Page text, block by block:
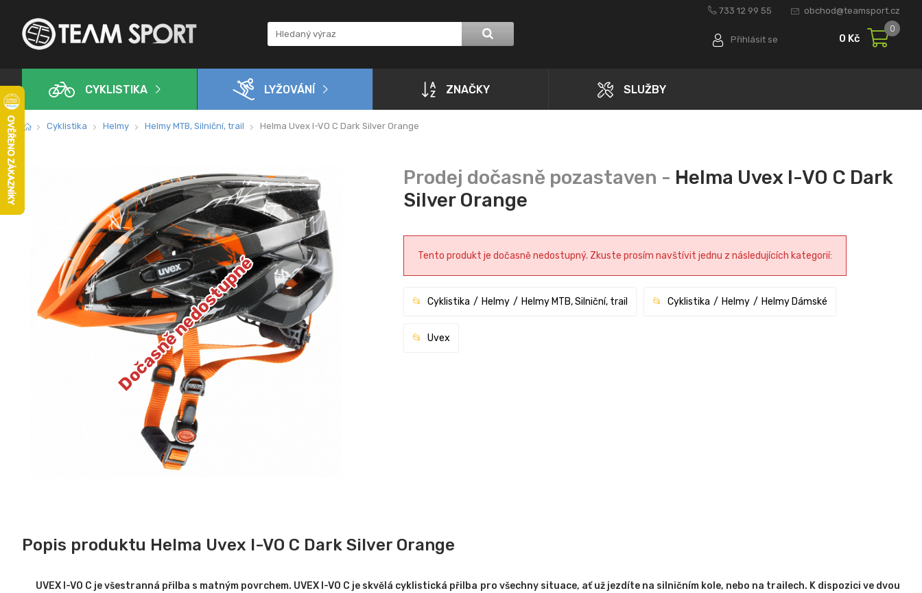
733 12 99 55 obchod@teamsport.cz
Přihlásit se 0 Kč
0
CYKLISTIKA LYŽOVÁNÍ ZNAČKY SLUŽBY
Cyklistika Helmy Helmy MTB, Silniční, trail Helma Uvex I-VO C Dark Silver Orange
Dočasně nedostupné
Helma Uvex I-VO C Dark
Silver Orange
Tento produkt je dočasně nedostupný. Zkuste prosím navštívit jednu z následujících kategorií:
Cyklistika Helmy Helmy MTB, Silniční, trail Cyklistika Helmy Helmy Dámské
Uvex
Popis produktu Helma Uvex I-VO C Dark Silver Orange
UVEX I-VO C je všestranná přilba s matným povrchem. UVEX I-VO C je skvělá cyklistická přilba pro všechny situace, ať už jezdíte na silničním kole, nebo na trailech. K dispozici ve dvou